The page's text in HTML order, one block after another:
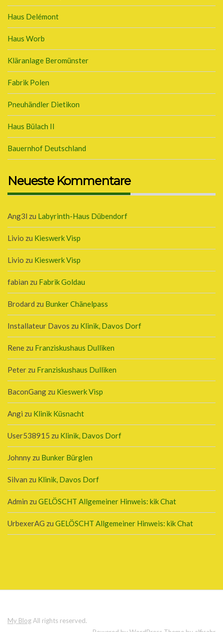
Haus Delémont
Haus Worb
Kläranlage Beromünster
Fabrik Polen
Pneuhändler Dietikon
Haus Bülach II
Bauernhof Deutschland
Neueste Kommentare
Ang3l zu Labyrinth-Haus Dübendorf
Livio zu Kieswerk Visp
Livio zu Kieswerk Visp
fabian zu Fabrik Goldau
Brodard zu Bunker Chänelpass
Installateur Davos zu Klinik, Davos Dorf
Rene zu Franziskushaus Dulliken
Peter zu Franziskushaus Dulliken
BaconGang zu Kieswerk Visp
Angi zu Klinik Küsnacht
User538915 zu Klinik, Davos Dorf
Johnny zu Bunker Bürglen
Silvan zu Klinik, Davos Dorf
Admin zu GELÖSCHT Allgemeiner Hinweis: kik Chat
UrbexerAG zu GELÖSCHT Allgemeiner Hinweis: kik Chat
My BlogAll rights reserved.